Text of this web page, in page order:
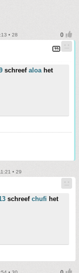
• 28
schreef aloahet
• 29
schreef chufi het